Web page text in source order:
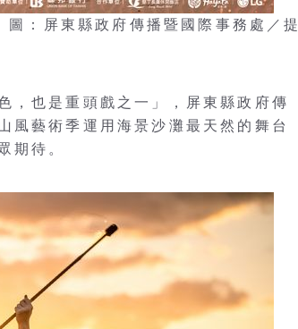
：屏東縣政府傳播暨國際事務處／提
，也是重頭戲之一」，屏東縣政府傳
風藝術季運用海景沙灘最天然的舞台
期待。